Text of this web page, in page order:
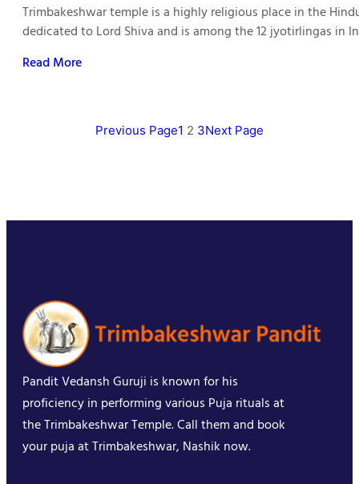
Trimbakeshwar temple is a highly religious place in the
dedicated to Lord Shiva and is among the 12 jyotirlingas in
Read More
Previous Page1 2 3Next Page
Pandit Vedansh Guruji is known for his
proficiency in performing various Puja rituals at
the Trimbakeshwar Temple. Call them and book
your puja at Trimbakeshwar, Nashik now.